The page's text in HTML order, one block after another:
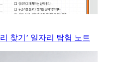
찾기’ 일자리 탐험 노트